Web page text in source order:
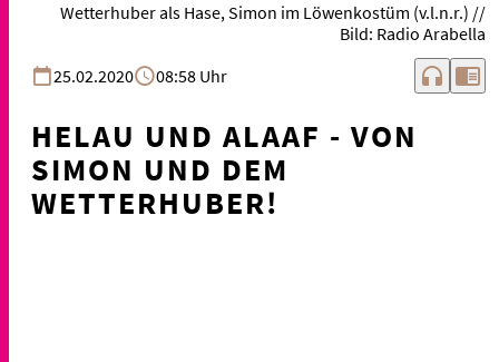
Wetterhuber als Hase, Simon im Löwenkostüm (v.l.n.r.) //
Bild: Radio Arabella
25.02.2020
08:58 Uhr headphones chrome_reader_mode
HELAU UND ALAAF - VON
SIMON UND DEM
WETTERHUBER!